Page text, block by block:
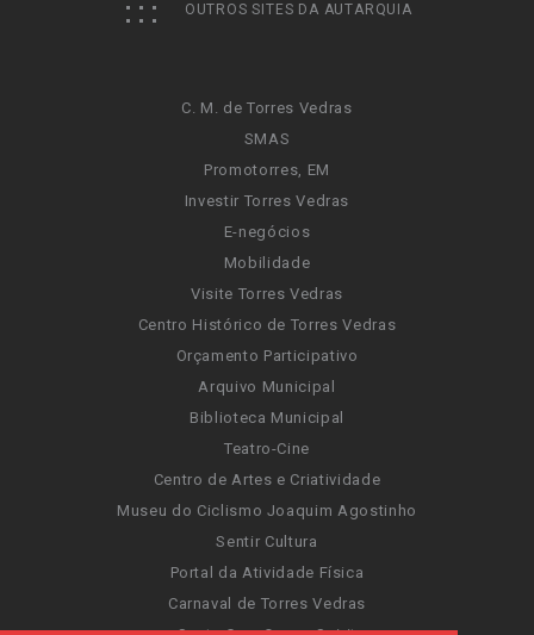
OUTROS SITES DA AUTARQUIA
C. M. de Torres Vedras
SMAS
Promotorres, EM
Investir Torres Vedras
E-negócios
Mobilidade
Visite Torres Vedras
Centro Histórico de Torres Vedras
Orçamento Participativo
Arquivo Municipal
Biblioteca Municipal
Teatro-Cine
Centro de Artes e Criatividade
Museu do Ciclismo Joaquim Agostinho
Sentir Cultura
Portal da Atividade Física
Carnaval de Torres Vedras